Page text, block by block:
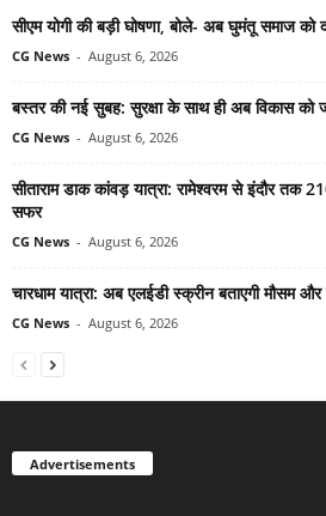
सीएम योगी की बड़ी घोषणा, बोले- अब घुमंतू समाज को
CG News - August 6, 2026
बस्तर की नई सुबह: सुरक्षा के साथ ही अब विकास को
CG News - August 6, 2026
सीताराम डाक कांवड़ यात्रा: रामेश्वरम से इंदौर तक
सफर
CG News - August 6, 2026
चारधाम यात्रा: अब एलईडी स्क्रीन बताएगी मौसम और
CG News - August 6, 2026
Advertisements